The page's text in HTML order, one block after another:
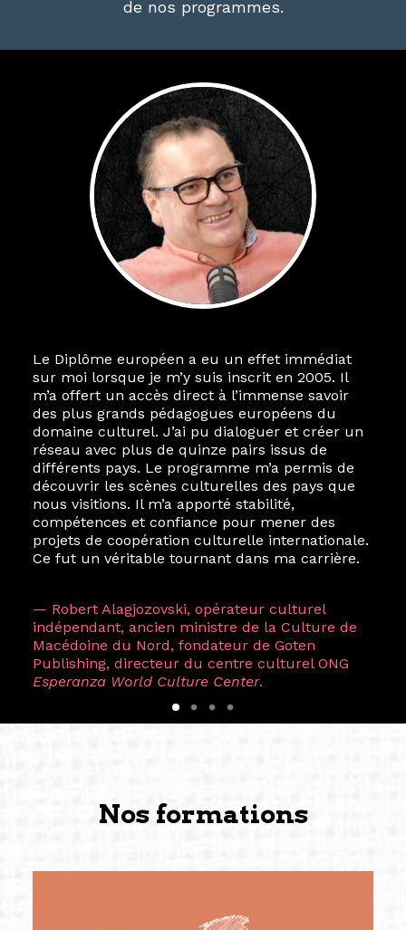
de nos programmes.
Le Diplôme européen a eu un effet immédiat
sur moi lorsque je m’y suis inscrit en 2005. Il
m’a offert un accès direct à l’immense savoir
des plus grands pédagogues européens du
domaine culturel. J’ai pu dialoguer et créer un
réseau avec plus de quinze pairs issus de
différents pays. Le programme m’a permis de
découvrir les scènes culturelles des pays que
nous visitions. Il m’a apporté stabilité,
compétences et confiance pour mener des
projets de coopération culturelle internationale.
Ce fut un véritable tournant dans ma carrière.
— Robert Alagjozovski, opérateur culturel
indépendant, ancien ministre de la Culture de
Macédoine du Nord, fondateur de Goten
Publishing, directeur du centre culturel ONG
Esperanza World Culture Center.
Nos formations